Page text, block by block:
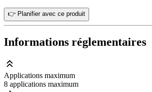
👉 Planifier avec ce produit
Informations réglementaires
Applications maximum
8 applications maximum